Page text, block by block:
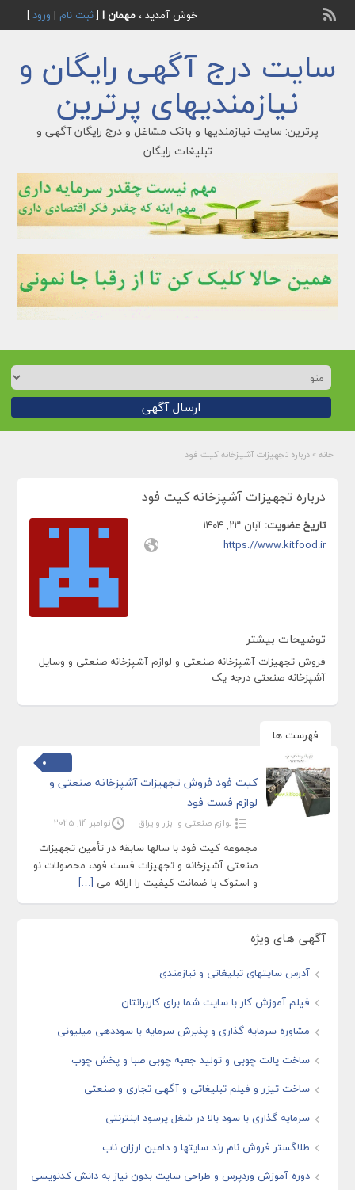
خوش آمدید ، مهمان ![ثبت نام | ورود]
سایت درج آگهی رایگان و
نیازمندیهای پرترین
پرترین: سایت نیازمندیها و بانک مشاغل و درج رایگان آگهی و
تبلیغات رایگان
ارسال آگهی
خانه » درباره تجهیزات آشپزخانه کیت فود
درباره تجهیزات آشپزخانه کیت فود
تاریخ عضویت: آبان ۲۳, ۱۴۰۴
https://www.kitfood.ir
توضیحات بیشتر
فروش تجهیزات آشپزخانه صنعتی و لوازم آشپزخانه صنعتی و وسایل
آشپزخانه صنعتی درجه یک
فهرست ها
کیت فود فروش تجهیزات آشپزخانه صنعتی و
لوازم فست فود
لوازم صنعتی و ابزار و یراق نوامبر 14, 2025
مجموعه کیت فود با سالها سابقه در تأمین تجهیزات
صنعتی آشپزخانه و تجهیزات فست فود، محصولات نو
و استوک با ضمانت کیفیت را ارائه می‌ […]
آگهی های ویژه
آدرس سایتهای تبلیغاتی و نیازمندی
فیلم آموزش کار با سایت شما برای کاربرانتان
مشاوره سرمایه گذاری و پذیرش سرمایه با سوددهی میلیونی
ساخت پالت چوبی و تولید جعبه چوبی صبا و پخش چوب
ساخت تیزر و فیلم تبلیغاتی و آگهی تجاری و صنعتی
سرمایه گذاری با سود بالا در شغل پرسود اینترنتی
طلاگستر فروش نام رند سایتها و دامین ارزان ناب
دوره آموزش وردپرس و طراحی سایت بدون نیاز به دانش کدنویسی